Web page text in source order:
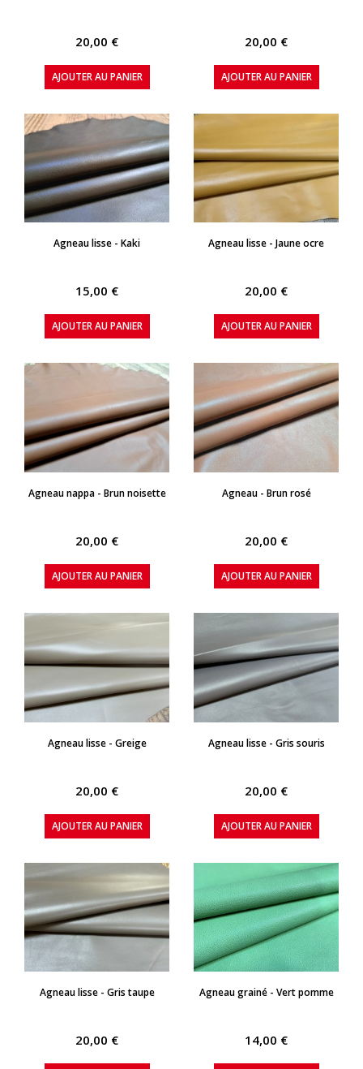
20,00 €
AJOUTER AU PANIER
20,00 €
AJOUTER AU PANIER
APERÇU RAPIDE
Agneau lisse - Kaki
15,00 €
AJOUTER AU PANIER
APERÇU RAPIDE
Agneau lisse - Jaune ocre
20,00 €
AJOUTER AU PANIER
APERÇU RAPIDE
Agneau nappa - Brun noisette
20,00 €
AJOUTER AU PANIER
APERÇU RAPIDE
Agneau - Brun rosé
20,00 €
AJOUTER AU PANIER
APERÇU RAPIDE
Agneau lisse - Greige
20,00 €
AJOUTER AU PANIER
APERÇU RAPIDE
Agneau lisse - Gris souris
20,00 €
AJOUTER AU PANIER
APERÇU RAPIDE
Agneau lisse - Gris taupe
20,00 €
APERÇU RAPIDE
Agneau grainé - Vert pomme
14,00 €